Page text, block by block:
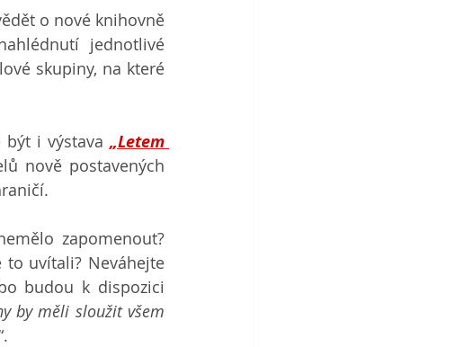
o nové knihovně
jednotlivé
skupiny, na které
i výstava „Letem
nově postavených
zapomenout?
to uvítali? Neváhejte
budou k dispozici
by měli sloužit všem